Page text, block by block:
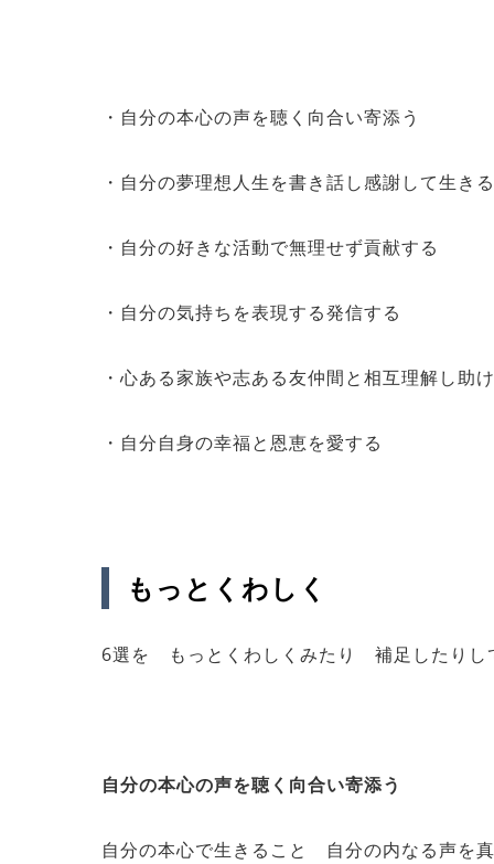
・自分の本心の声を聴く向合い寄添う
・自分の夢理想人生を書き話し感謝して生きる
・自分の好きな活動で無理せず貢献する
・自分の気持ちを表現する発信する
・心ある家族や志ある友仲間と相互理解し助
・自分自身の幸福と恩恵を愛する
もっとくわしく
6選を もっとくわしくみたり 補足したりし
自分の本心の声を聴く向合い寄添う
自分の本心で生きること 自分の内なる声を